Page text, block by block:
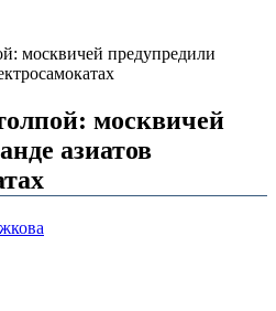
москвичей предупредили
москвичей
азиатов